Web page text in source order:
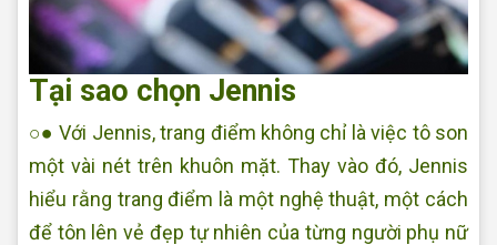
Tại sao chọn Jennis
○● Với Jennis, trang điểm không chỉ là việc tô son
một vài nét trên khuôn mặt. Thay vào đó, Jennis
hiểu rằng trang điểm là một nghệ thuật, một cách
để tôn lên vẻ đẹp tự nhiên của từng người phụ nữ